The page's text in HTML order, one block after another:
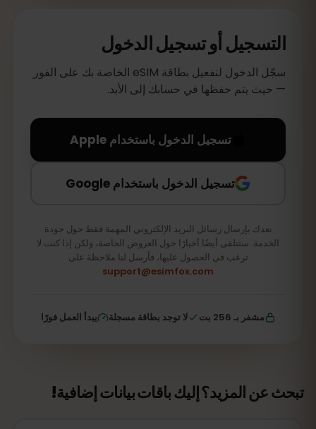
التسجيل أو تسجيل الدخول
سجّل الدخول لتفعيل بطاقة eSIM الخاصة بك على الفور
— حيث يتم حفظها في حسابك إلى الأبد.
تسجيل الدخول باستخدام Apple
تسجيل الدخول باستخدام Google
نعدك بإرسال رسائل البريد الإلكتروني المهمة فقط حول جودة
الخدمة. ستتلقى أيضًا أخبارًا حول العروض الخاصة، ولكن إذا كنت لا
ترغب في الحصول عليها، فأرسل لنا ملاحظة على
support@esimfox.com
مشفر بـ 256 بت لا توجد بطاقة مسجلة يبدأ العمل فورًا
تبحث عن المزيد؟ إليك باقات بيانات إضافية!